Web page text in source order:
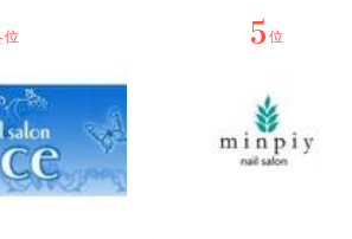
位 5 位